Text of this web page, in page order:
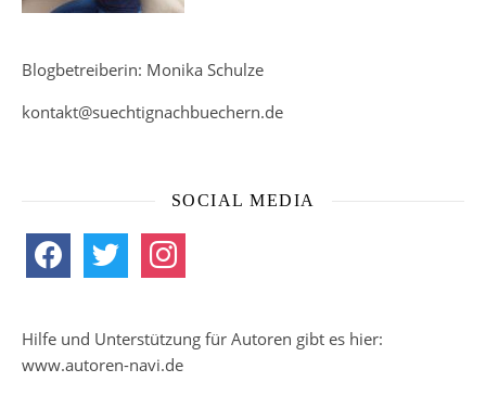
Blogbetreiberin: Monika Schulze
kontakt@suechtignachbuechern.de
SOCIAL MEDIA
facebook twitter instagram
Hilfe und Unterstützung für Autoren gibt es hier:
www.autoren-navi.de